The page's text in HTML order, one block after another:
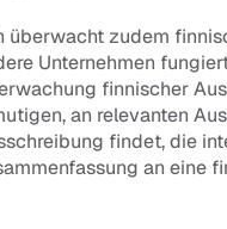
überwacht zudem
Unternehmen
finnischer
an relevanten
findet, die
an eine